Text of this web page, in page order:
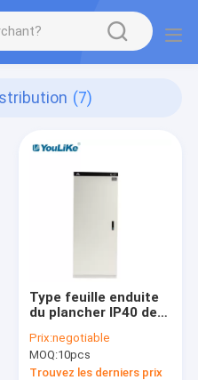
(7)
Type feuille enduite
du plancher IP40 de
1.2mm de
distribution d'énergie
Prix:negotiable
MOQ:10pcs
Trouvez les derniers prix